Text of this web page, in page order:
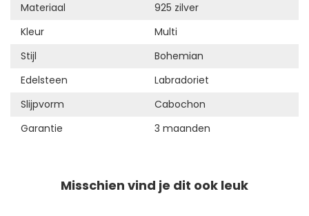
Materiaal
925 zilver
Kleur
Multi
Stijl
Bohemian
Edelsteen
Labradoriet
Slijpvorm
Cabochon
Garantie
3 maanden
Misschien vind je dit ook leuk